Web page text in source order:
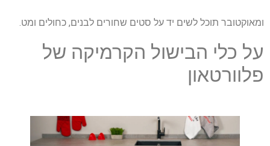
ומאוקטובר תוכל לשים יד על סטים שחורים לבנים, כחולים ומט.
על כלי הבישול הקרמיקה של
פלוורטאון